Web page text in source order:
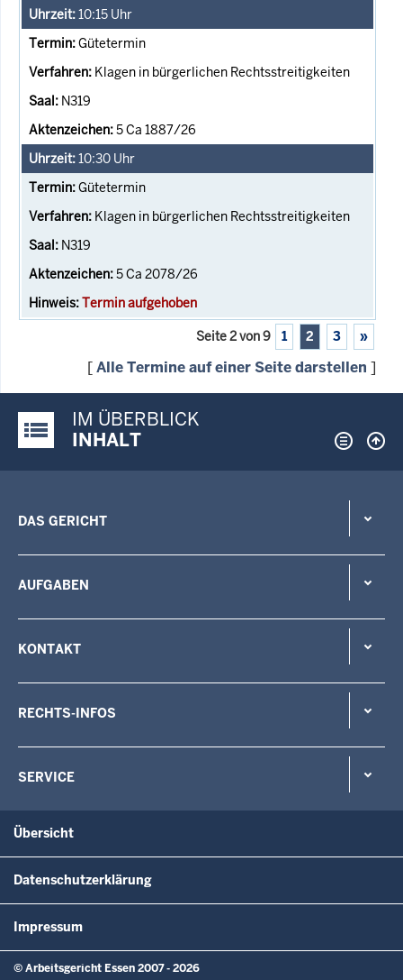
10:15 Uhr
Gütetermin
Klagen in bürgerlichen Rechtsstreitigkeiten
N319
5 Ca 1887/26
10:30 Uhr
Gütetermin
Klagen in bürgerlichen Rechtsstreitigkeiten
N319
5 Ca 2078/26
Termin aufgehoben
Seite 2 von 9 1 2 3 »
[Alle Termine auf einer Seite darstellen ]
Justiz-Portal im Überblick:
IM ÜBERBLICK
INHALT
DAS GERICHT
AUFGABEN
KONTAKT
RECHTS-INFOS
SERVICE
Übersicht
Datenschutzerklärung
Impressum
© Arbeitsgericht Essen 2007 - 2026